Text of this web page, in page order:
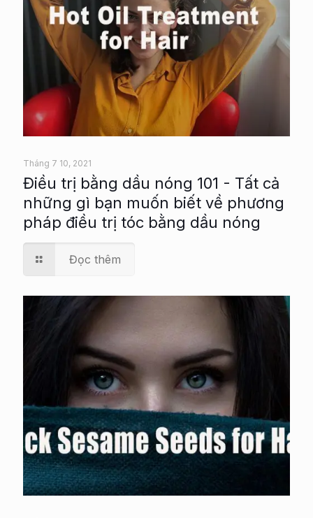
Tháng 7 10, 2021
Điều trị bằng dầu nóng 101 - Tất cả
những gì bạn muốn biết về phương
pháp điều trị tóc bằng dầu nóng
Đọc thêm